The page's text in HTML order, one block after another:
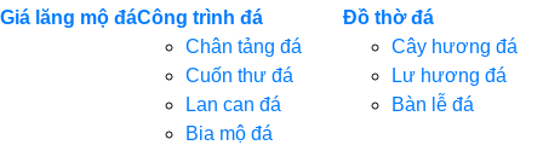
Giá lăng mộ đáCông trình đá
Chân tảng đá
Cuốn thư đá
Lan can đá
Bia mộ đá
Đồ thờ đá
Cây hương đá
Lư hương đá
Bàn lễ đá